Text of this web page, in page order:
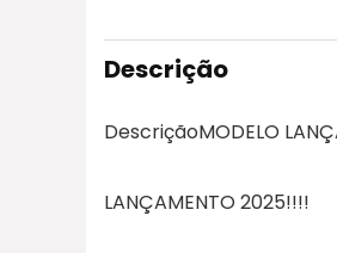
Descrição
DescriçãoMODELO
LANÇAMENTO 2025!!!!